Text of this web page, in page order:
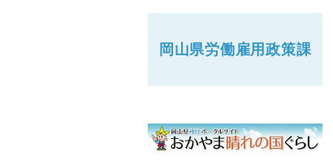
岡山県労働雇用政策課